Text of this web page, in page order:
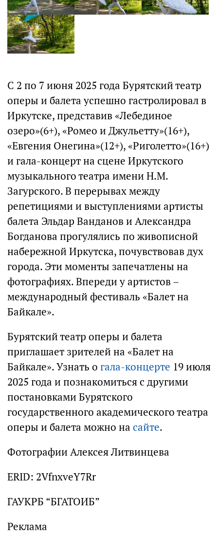
С 2 по 7 июня 2025 года Бурятский театр
оперы и балета успешно гастролировал в
Иркутске, представив «Лебединое
озеро»(6+), «Ромео и Джульетту»(16+),
«Евгения Онегина»(12+), «Риголетто»(16+)
и гала-концерт на сцене Иркутского
музыкального театра имени Н.М.
Загурского. В перерывах между
репетициями и выступлениями артисты
балета Эльдар Ванданов и Александра
Богданова прогулялись по живописной
набережной Иркутска, почувствовав дух
города. Эти моменты запечатлены на
фотографиях. Впереди у артистов –
международный фестиваль «Балет на
Байкале».
Бурятский театр оперы и балета
приглашает зрителей на «Балет на
Байкале». Узнать о гала-концерте 19 июля
2025 года и познакомиться с другими
постановками Бурятского
государственного академического театра
оперы и балета можно на сайте.
Фотографии Алексея Литвинцева
ERID: 2VfnxveY7Rr
ГАУКРБ “БГАТОИБ”
Реклама